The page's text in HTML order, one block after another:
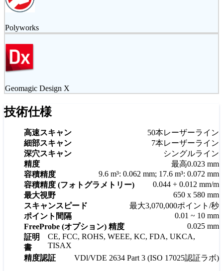
Polyworks
Geomagic Design X
技術仕様
高速スキャン
50本レーザーライン
細部スキャン
7本レーザーライン
深穴スキャン
シングルライン
精度
最高0.023 mm
容積精度
9.6 m³: 0.062 mm; 17.6 m³: 0.072 mm
容積精度 (フォトグラメトリー)
0.044 + 0.012 mm/m
最大視野
650 x 580 mm
スキャンスピード
最大3,070,000ポイント/秒
ポイント間隔
0.01 ~ 10 mm
FreeProbe (オプション) 精度
0.025 mm
証明
書
CE, FCC, ROHS, WEEE, KC, FDA, UKCA,
TISAX
精度認証
VDl/VDE 2634 Part 3 (ISO 17025認証ラボ)